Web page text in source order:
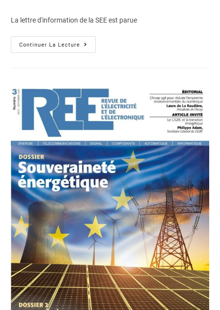
La lettre d'information de la SEE est parue
Continuer La Lecture